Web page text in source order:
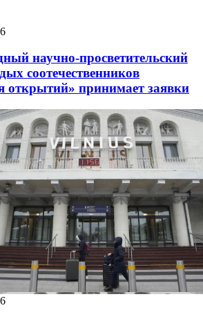
научно-просветительский
соотечественников
открытий» принимает заявки